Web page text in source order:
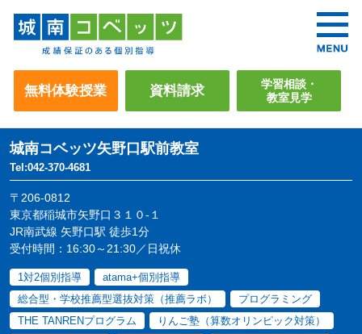
無料体験授業 資料請求
学習相談・
教室見学
城南コベッツ矢野口駅前教室
Tel:042-370-4681
〒206-0812
東京都稲城市矢野口３１０-１
JR南武線 矢野口駅 徒歩1分
受付時間：16:30～21:30／日祝休
1対2個別指導
atama+個別指導
総合型・学校推薦型選抜対策（推薦ラボ）
プログラミング
THE TANRENプログラム
りんご塾（算数オリンピック対策）